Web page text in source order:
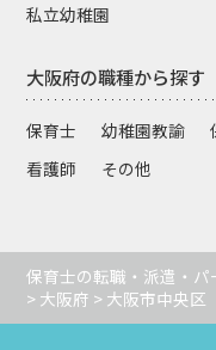
私立幼稚園
大阪府の職種から探す
保育士 幼稚園教諭
看護師
その他
保育士の転職・派遣・
> 大阪府 > 大阪市中央区